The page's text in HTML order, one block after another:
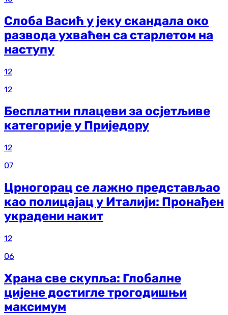
Слоба Васић у јеку скандала око
развода ухваћен са старлетом на
наступу
12
12
Бесплатни плацеви за осјетљиве
категорије у Приједору
12
07
Црногорац се лажно представљао
као полицајац у Италији: Пронађен
украдени накит
12
06
Храна све скупља: Глобалне
цијене достигле трогодишњи
максимум